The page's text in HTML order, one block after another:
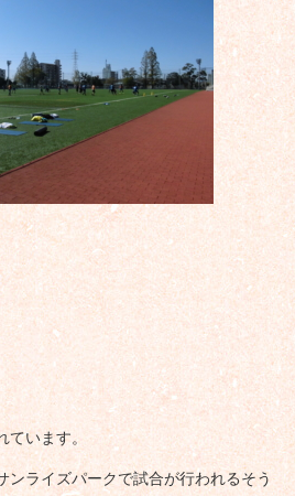
います。
ンライズパークで試合が行われるそう